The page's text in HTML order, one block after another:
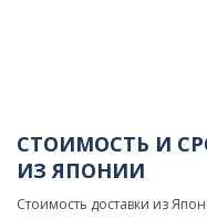
СТОИМОСТЬ И
ИЗ ЯПОНИИ
Стоимость доставки из